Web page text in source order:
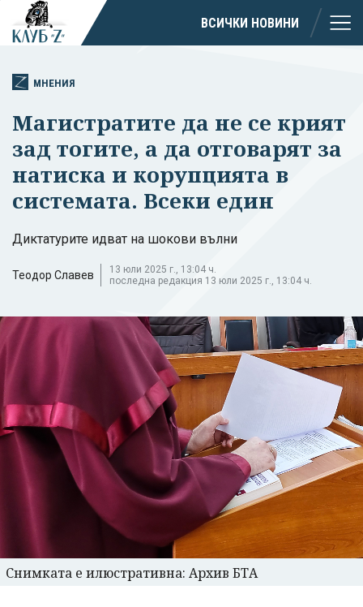
ВСИЧКИ НОВИНИ
МНЕНИЯ
Магистратите да не се крият
зад тогите, а да отговарят за
натиска и корупцията в
системата. Всеки един
Диктатурите идват на шокови вълни
Теодор Славев
13 юли 2025 г., 13:04 ч.
последна редакция 13 юли 2025 г., 13:04 ч.
Снимката е илюстративна: Архив БТА